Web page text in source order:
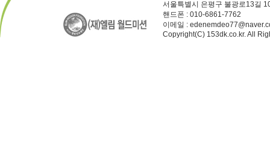
서울특별시 은평구 불광로13길
핸드폰 : 010-6861-7762
이메일 :
Copyright(C) 153dk.co.kr. All